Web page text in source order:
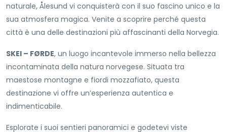
naturale, Ålesund vi conquisterà con il suo fascino unico e la
sua atmosfera magica. Venite a scoprire perché questa
città è una delle destinazioni più affascinanti della Norvegia.
SKEI – FØRDE, un luogo incantevole immerso nella bellezza
incontaminata della natura norvegese. Situata tra
maestose montagne e fiordi mozzafiato, questa
destinazione vi offre un’esperienza autentica e
indimenticabile.
Esplorate i suoi sentieri panoramici e godetevi viste